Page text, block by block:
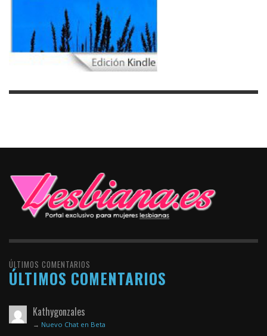
ÚLTIMOS COMENTARIOS
ÚLTIMOS COMENTARIOS
Kathygonzales
→ Nuevo Chat en Beta